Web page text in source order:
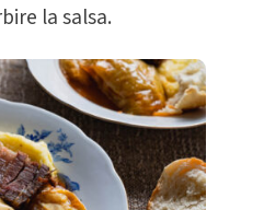
la salsa.